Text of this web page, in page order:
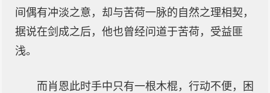
间偶有冲淡之意，却与苦荷一脉的自然之理相契，
据说在剑成之后，他也曾经问道于苦荷，受益匪
浅。
而肖恩此时手中只有一根木棍，行动不便，困